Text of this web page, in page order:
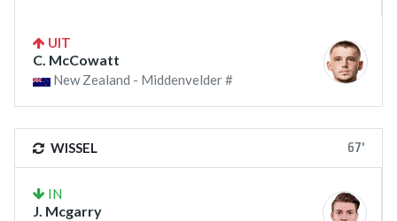
UIT
C. McCowatt
New Zealand - Middenvelder #
WISSEL 67'
IN
J. Mcgarry